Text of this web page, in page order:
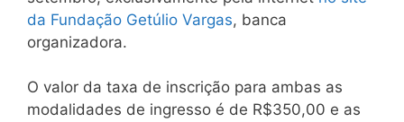
da Fundação Getúlio Vargas, banca
organizadora.
O valor da taxa de inscrição para ambas as
modalidades de ingresso é de R$350,00 e as